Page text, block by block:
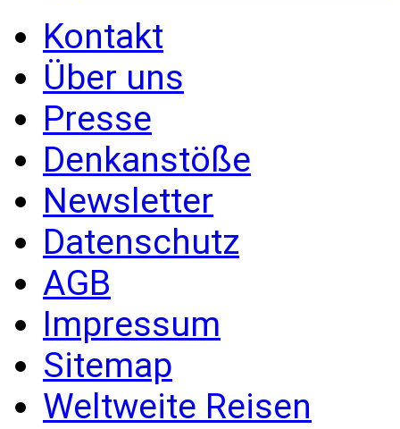
Kontakt
Über uns
Presse
Denkanstöße
Newsletter
Datenschutz
AGB
Impressum
Sitemap
Weltweite Reisen